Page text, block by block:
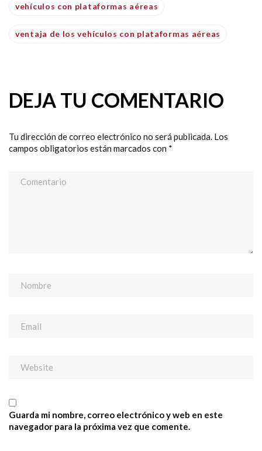
vehículos con plataformas aéreas
ventaja de los vehículos con plataformas aéreas
DEJA TU COMENTARIO
Tu dirección de correo electrónico no será publicada. Los
campos obligatorios están marcados con *
Guarda mi nombre, correo electrónico y web en este
navegador para la próxima vez que comente.